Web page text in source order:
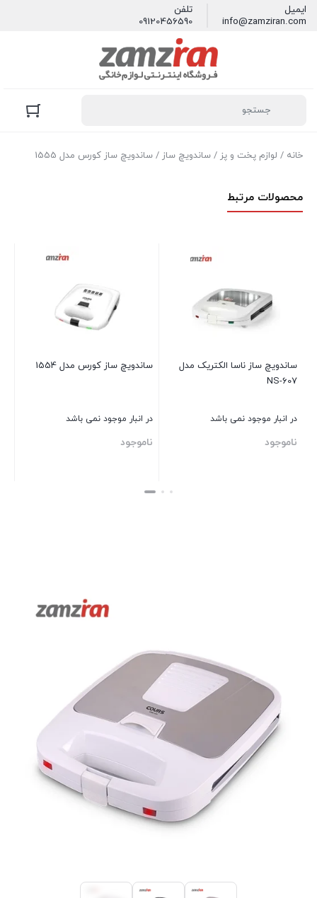
ایمیل
info@zamziran.com
تلفن
09120456590
خانه / لوازم پخت و پز / ساندویچ ساز / ساندویچ ساز کورس مدل 1555
محصولات مرتبط
ساندویچ ساز ناسا الکتریک مدل
NS-607
در انبار موجود نمی باشد
ناموجود
ساندویچ ساز کورس مدل 1554
در انبار موجود نمی باشد
ناموجود
بستن